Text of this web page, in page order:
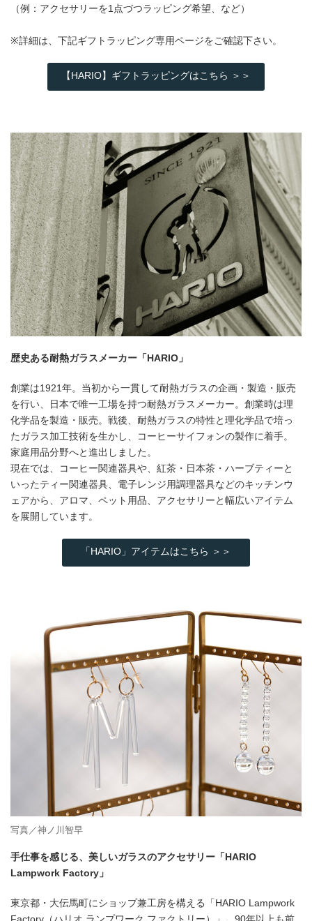
（例：アクセサリーを1点づつラッピング希望、など）
※詳細は、下記ギフトラッピング専用ページをご確認下さい。
【HARIO】ギフトラッピングはこちら ＞＞
歴史ある耐熱ガラスメーカー「HARIO」
創業は1921年。当初から一貫して耐熱ガラスの企画・製造・販売
を行い、日本で唯一工場を持つ耐熱ガラスメーカー。創業時は理
化学品を製造・販売。戦後、耐熱ガラスの特性と理化学品で培っ
たガラス加工技術を生かし、コーヒーサイフォンの製作に着手。
家庭用品分野へと進出しました。
現在では、コーヒー関連器具や、紅茶・日本茶・ハーブティーと
いったティー関連器具、電子レンジ用調理器具などのキッチンウ
ェアから、アロマ、ペット用品、アクセサリーと幅広いアイテム
を展開しています。
「HARIO」アイテムはこちら ＞＞
写真／神ノ川智早
手仕事を感じる、美しいガラスのアクセサリー「HARIO
Lampwork Factory」
東京都・大伝馬町にショップ兼工房を構える「HARIO Lampwork
Factory（ハリオ ランプワーク ファクトリー）」。90年以上も前